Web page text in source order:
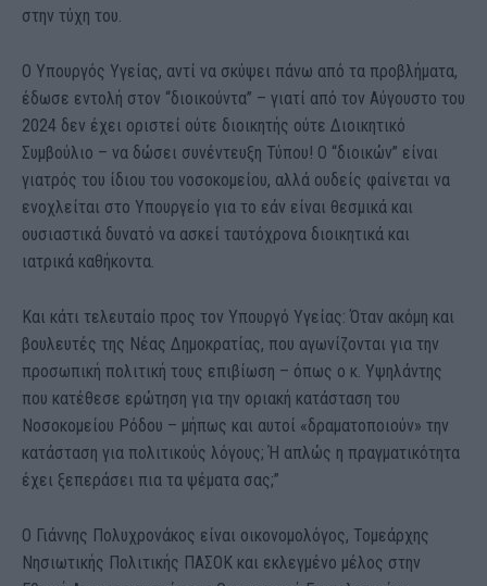
στην τύχη του.
Ο Υπουργός Υγείας, αντί να σκύψει πάνω από τα προβλήματα,
έδωσε εντολή στον “διοικούντα” – γιατί από τον Αύγουστο του
2024 δεν έχει οριστεί ούτε διοικητής ούτε Διοικητικό
Συμβούλιο – να δώσει συνέντευξη Τύπου! Ο “διοικών” είναι
γιατρός του ίδιου του νοσοκομείου, αλλά ουδείς φαίνεται να
ενοχλείται στο Υπουργείο για το εάν είναι θεσμικά και
ουσιαστικά δυνατό να ασκεί ταυτόχρονα διοικητικά και
ιατρικά καθήκοντα.
Και κάτι τελευταίο προς τον Υπουργό Υγείας: Όταν ακόμη και
βουλευτές της Νέας Δημοκρατίας, που αγωνίζονται για την
προσωπική πολιτική τους επιβίωση – όπως ο κ. Υψηλάντης
που κατέθεσε ερώτηση για την οριακή κατάσταση του
Νοσοκομείου Ρόδου – μήπως και αυτοί «δραματοποιούν» την
κατάσταση για πολιτικούς λόγους; Ή απλώς η πραγματικότητα
έχει ξεπεράσει πια τα ψέματα σας;”
Ο Γιάννης Πολυχρονάκος είναι οικονομολόγος, Τομεάρχης
Νησιωτικής Πολιτικής ΠΑΣΟΚ και εκλεγμένο μέλος στην